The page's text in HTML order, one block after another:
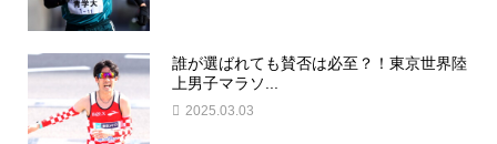
誰が選ばれても賛否は必至？！東京世界陸
上男子マラソ...
2025.03.03